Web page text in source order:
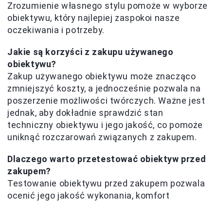
Zrozumienie własnego stylu pomoże w wyborze
obiektywu, który najlepiej zaspokoi nasze
oczekiwania i potrzeby.
Jakie są korzyści z zakupu używanego
obiektywu?
Zakup używanego obiektywu może znacząco
zmniejszyć koszty, a jednocześnie pozwala na
poszerzenie możliwości twórczych. Ważne jest
jednak, aby dokładnie sprawdzić stan
techniczny obiektywu i jego jakość, co pomoże
uniknąć rozczarowań związanych z zakupem.
Dlaczego warto przetestować obiektyw przed
zakupem?
Testowanie obiektywu przed zakupem pozwala
ocenić jego jakość wykonania, komfort